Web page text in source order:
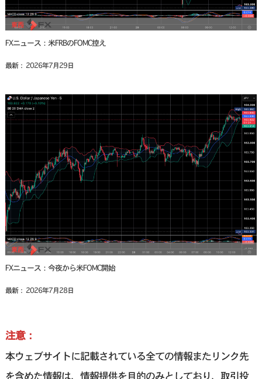
FXニュース：米FRBのFOMC控え
最新： 2026年7月29日
FXニュース：今夜から米FOMC開始
最新： 2026年7月28日
注意：
本ウェブサイトに記載されている全ての情報またリンク先
を含めた情報は、情報提供を目的のみとしており、取引投